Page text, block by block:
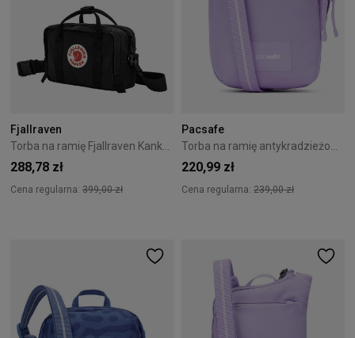
Fjallraven
288,78 zł
Cena regularna: 399,00 zł
Pacsafe
220,99 zł
Cena regularna: 239,00 zł